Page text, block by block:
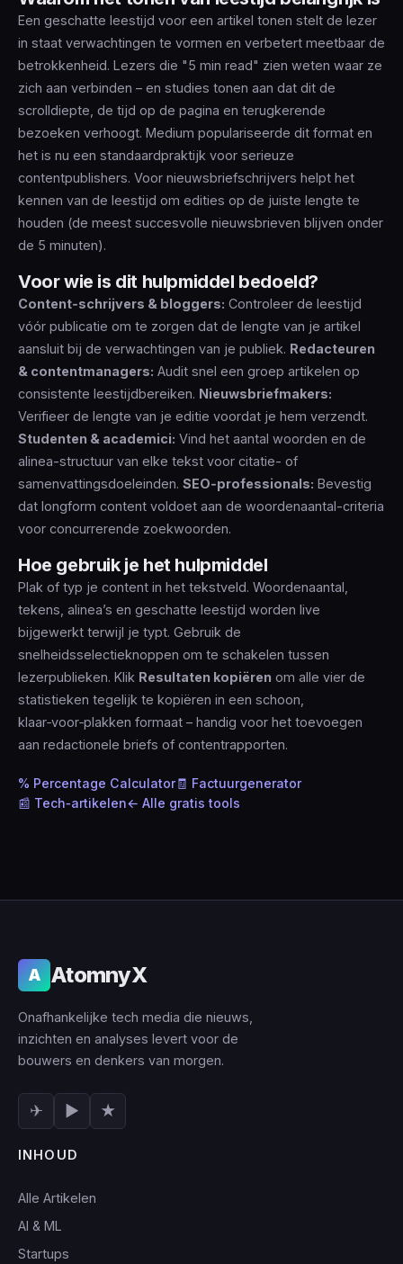
Een geschatte leestijd voor een artikel tonen stelt de lezer
in staat verwachtingen te vormen en verbetert meetbaar de
betrokkenheid. Lezers die "5 min read" zien weten waar ze
zich aan verbinden – en studies tonen aan dat dit de
scrolldiepte, de tijd op de pagina en terugkerende
bezoeken verhoogt. Medium populariseerde dit format en
het is nu een standaardpraktijk voor serieuze
contentpublishers. Voor nieuwsbriefschrijvers helpt het
kennen van de leestijd om edities op de juiste lengte te
houden (de meest succesvolle nieuwsbrieven blijven onder
de 5 minuten).
Voor wie is dit hulpmiddel bedoeld?
Content‑schrijvers & bloggers: Controleer de leestijd
vóór publicatie om te zorgen dat de lengte van je artikel
aansluit bij de verwachtingen van je publiek. Redacteuren
& contentmanagers: Audit snel een groep artikelen op
consistente leestijdbereiken. Nieuwsbriefmakers:
Verifieer de lengte van je editie voordat je hem verzendt.
Studenten & academici: Vind het aantal woorden en de
alinea-structuur van elke tekst voor citatie- of
samenvattingsdoeleinden. SEO‑professionals: Bevestig
dat longform content voldoet aan de woordenaantal-criteria
voor concurrerende zoekwoorden.
Hoe gebruik je het hulpmiddel
Plak of typ je content in het tekstveld. Woordenaantal,
tekens, alinea’s en geschatte leestijd worden live
bijgewerkt terwijl je typt. Gebruik de
snelheidsselectieknoppen om te schakelen tussen
lezerpublieken. Klik Resultaten kopiëren om alle vier de
statistieken tegelijk te kopiëren in een schoon,
klaar‑voor‑plakken formaat – handig voor het toevoegen
aan redactionele briefs of contentrapporten.
% Percentage Calculator🧾 Factuurgenerator
📰 Tech‑artikelen← Alle gratis tools
A AtomnyX
Onafhankelijke tech media die nieuws,
inzichten en analyses levert voor de
bouwers en denkers van morgen.
✈ ▶ ★
INHOUD
Alle Artikelen
AI & ML
Startups